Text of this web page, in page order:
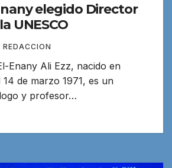
elegido Director
UNESCO
REDACCION
Enany Ali Ezz, nacido en
de marzo 1971, es un
y profesor…